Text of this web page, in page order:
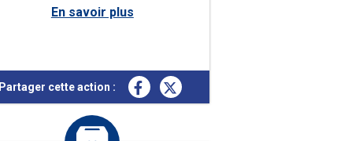
En savoir plus
Partager cette action :